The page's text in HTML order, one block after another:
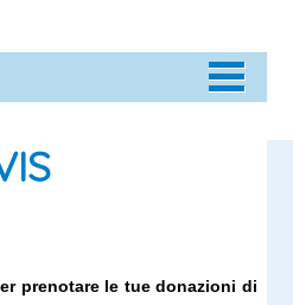
prenotare le tue donazioni di